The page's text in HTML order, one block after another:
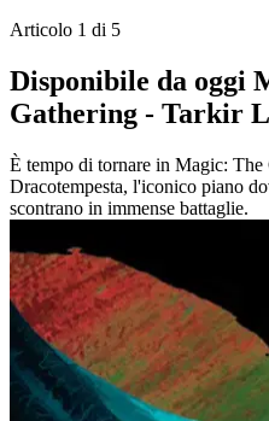
Articolo 1 di 5
Disponibile da oggi
Gathering - Tarkir
È tempo di tornare in Magic:
Dracotempesta, l'iconico piano
scontrano in immense battaglie.